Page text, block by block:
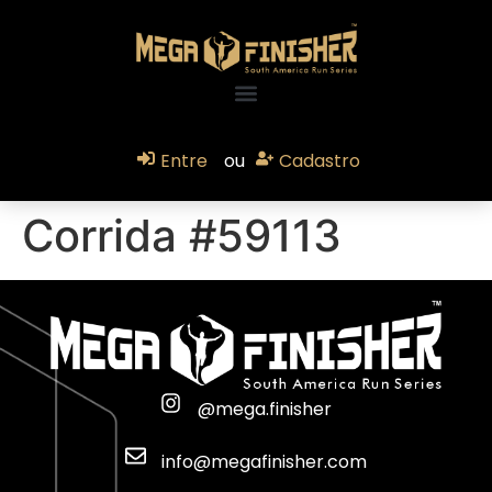
Entre ou Cadastro
Corrida #59113
@mega.finisher
info@megafinisher.com